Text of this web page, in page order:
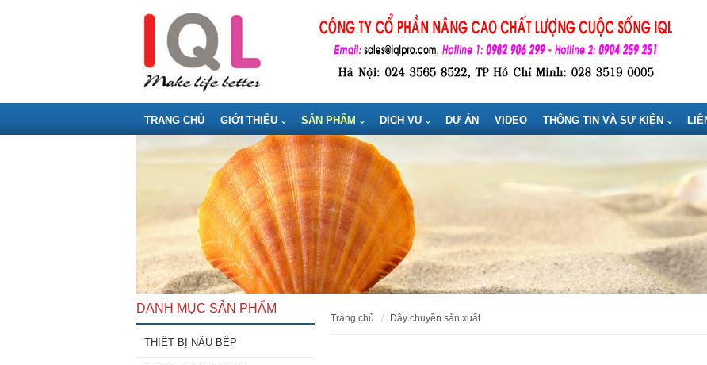
TRANG CHỦ GIỚI THIỆU SẢN PHẨM DỊCH VỤ DỰ ÁN VIDEO THÔNG TIN VÀ SỰ KIỆN
DANH MỤC SẢN PHẨM
THIẾT BỊ NẤU BẾP
trang chủ dây chuyền sản xuất